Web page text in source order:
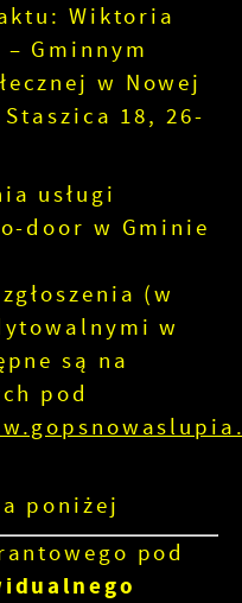
Wiktoria
Gminnym
w Nowej
18, 26-
usługi
door w Gminie
(w
w
są na
pod
poniżej
pod